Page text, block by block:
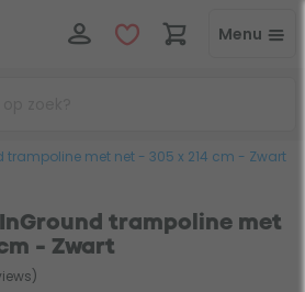
Menu
trampoline met net - 305 x 214 cm - Zwart
trampoline met
- Zwart